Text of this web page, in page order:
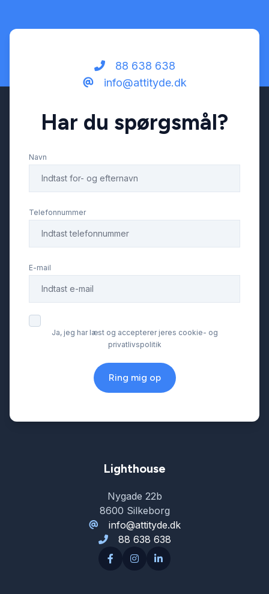
88 638 638
info@attityde.dk
Har du spørgsmål?
Navn
Telefonnummer
E-mail
Ja, jeg har læst og accepterer jeres cookie- og
privatlivspolitik
Ring mig op
Lighthouse
Nygade 22b
8600 Silkeborg
info@attityde.dk
88 638 638